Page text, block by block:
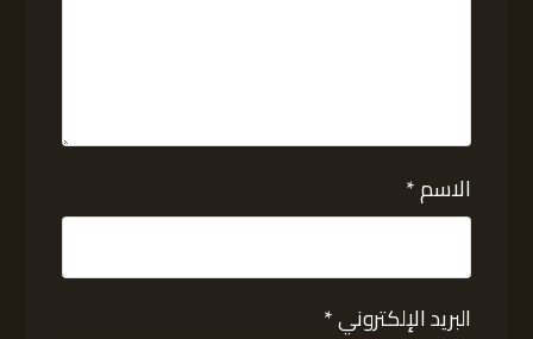
الاسم*
البريد الإلكتروني*